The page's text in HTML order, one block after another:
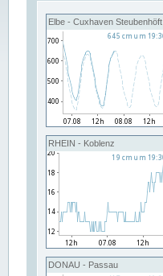
Elbe - Cuxhaven Steubenhöft
RHEIN - Koblenz
DONAU - Passau